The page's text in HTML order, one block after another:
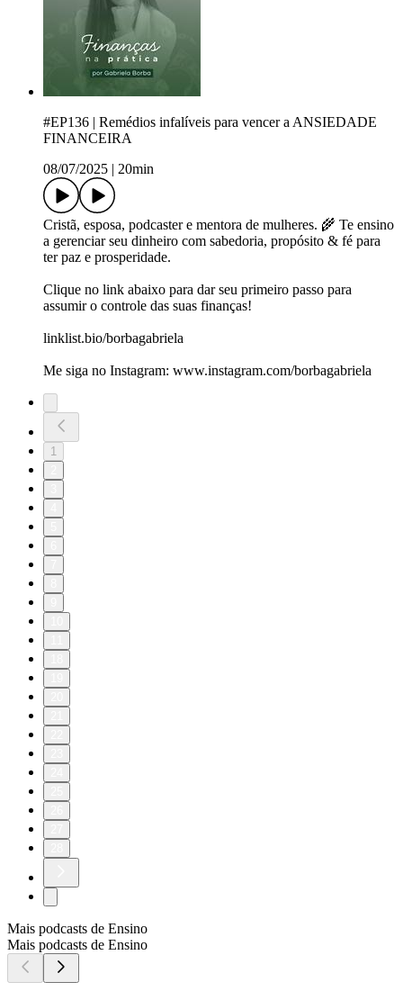
#EP136 | Remédios infalíveis para vencer a ANSIEDADE
FINANCEIRA
08/07/2025
20min
Cristã, esposa, podcaster e mentora de mulheres. 🌾 Te ensino
a gerenciar seu dinheiro com sabedoria, propósito & fé para
ter paz e prosperidade.
Clique no link abaixo para dar seu primeiro passo para
assumir o controle das suas finanças!
linklist.bio/borbagabriela
Me siga no Instagram: www.instagram.com/borbagabriela
1
Mais podcasts de Ensino
Mais podcasts de Ensino